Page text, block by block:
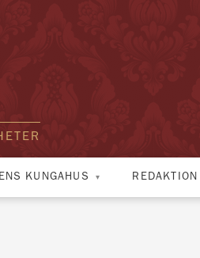
KUNGAHUS REDAKTION